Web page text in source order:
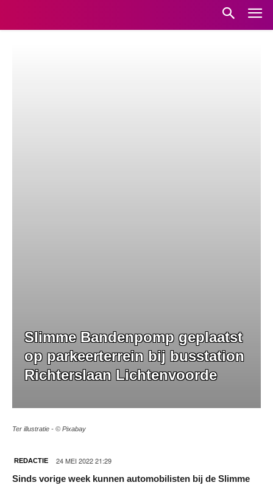
Slimme Bandenpomp geplaatst
op parkeerterrein bij busstation
Richterslaan Lichtenvoorde
Ter illustratie - © Pixabay
REDACTIE 24 MEI 2022 21:29
Sinds vorige week kunnen automobilisten bij de Slimme